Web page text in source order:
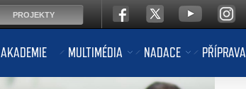
AKADEMIE MULTIMÉDIA NADACE PŘÍPRAVA
PROJEKTY